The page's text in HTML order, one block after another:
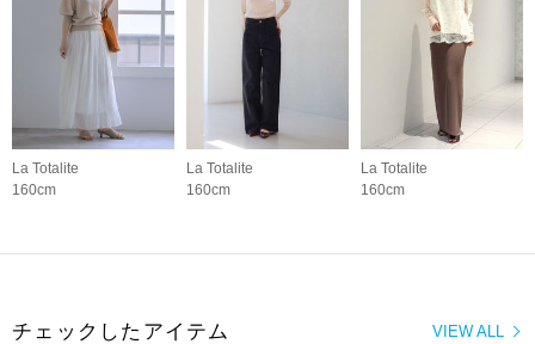
La Totalite
160cm
La Totalite
160cm
La Totalite
160cm
VIEW ALL
チェックしたアイテム